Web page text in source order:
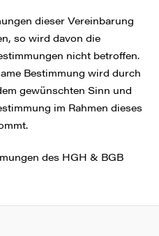
dieser Vereinbarung
so wird davon die
nicht betroffen.
Bestimmung wird durch
gewünschten Sinn und
im Rahmen dieses
des HGH & BGB